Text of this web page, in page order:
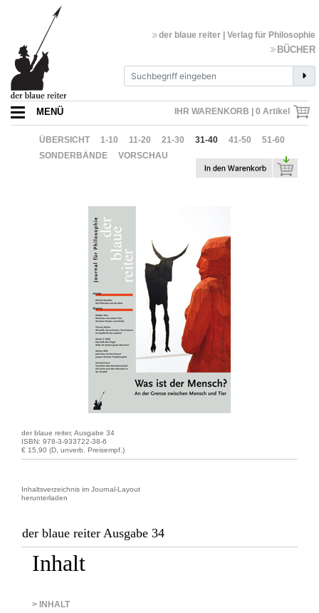
IHR WARENKORB | 0 Artikel
der blaue reiter | Verlag für Philosophie
BÜCHER
MENÜ
ÜBERSICHT 1-10 11-20 21-30 31-40 41-50
51-60
SONDERBÄNDE
VORSCHAU
der blaue reiter, Ausgabe 34
ISBN: 978-3-933722-38-6
€ 15,90 (D, unverb. Preisempf.)
Inhaltsverzeichnis im Journal-Layout
herunterladen
der blaue reiter Ausgabe 34
Inhalt
> INHALT